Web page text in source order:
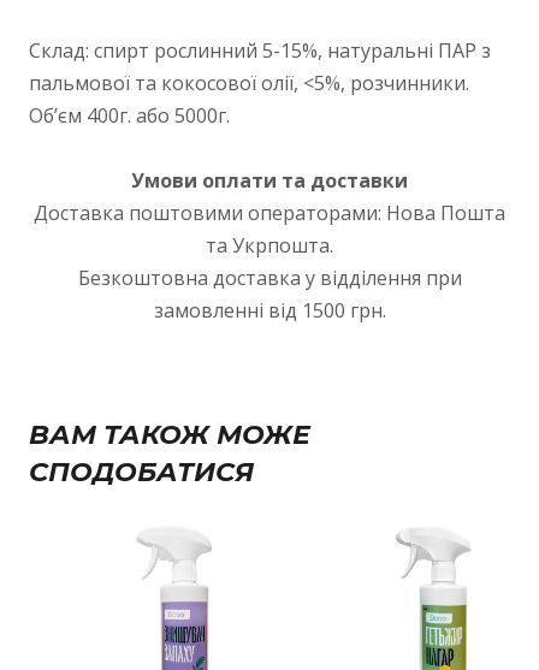
Склад: спирт рослинний 5-15%, натуральні ПАР з
пальмової та кокосової олії, <5%, розчинники.
Обʼєм 400г. або 5000г.
Умови оплати та доставки
Доставка поштовими операторами: Нова Пошта
та Укрпошта.
Безкоштовна доставка у відділення при
замовленні від 1500 грн.
ВАМ ТАКОЖ МОЖЕ
СПОДОБАТИСЯ